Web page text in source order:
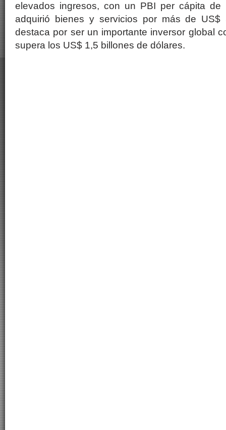
elevados ingresos, con un PBI per cápita de
adquirió bienes y servicios por más de US$
destaca por ser un importante inversor global
supera los US$ 1,5 billones de dólares.